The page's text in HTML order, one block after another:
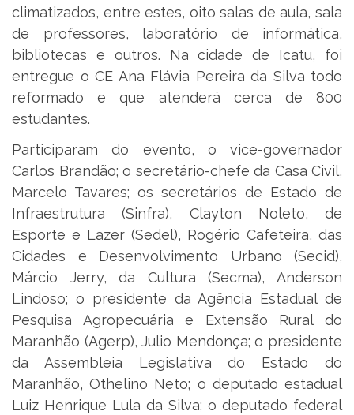
climatizados, entre estes, oito salas de aula, sala
de professores, laboratório de informática,
bibliotecas e outros. Na cidade de Icatu, foi
entregue o CE Ana Flávia Pereira da Silva todo
reformado e que atenderá cerca de 800
estudantes.
Participaram do evento, o vice-governador
Carlos Brandão; o secretário-chefe da Casa Civil,
Marcelo Tavares; os secretários de Estado de
Infraestrutura (Sinfra), Clayton Noleto, de
Esporte e Lazer (Sedel), Rogério Cafeteira, das
Cidades e Desenvolvimento Urbano (Secid),
Márcio Jerry, da Cultura (Secma), Anderson
Lindoso; o presidente da Agência Estadual de
Pesquisa Agropecuária e Extensão Rural do
Maranhão (Agerp), Julio Mendonça; o presidente
da Assembleia Legislativa do Estado do
Maranhão, Othelino Neto; o deputado estadual
Luiz Henrique Lula da Silva; o deputado federal